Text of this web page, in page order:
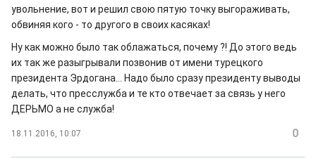
увольнение, вот и решил свою пятую точку выгораживать,
обвиняя кого - то другого в своих касяках!
Ну как можно было так облажаться, почему ?! До этого ведь
их так же разыгрывали позвонив от имени турецкого
президента Эрдогана... Надо было сразу президенту выводы
делать, что пресслужба и те кто отвечает за связь у него
ДЕРЬМО а не служба!
18.11.2016, 10:07 0